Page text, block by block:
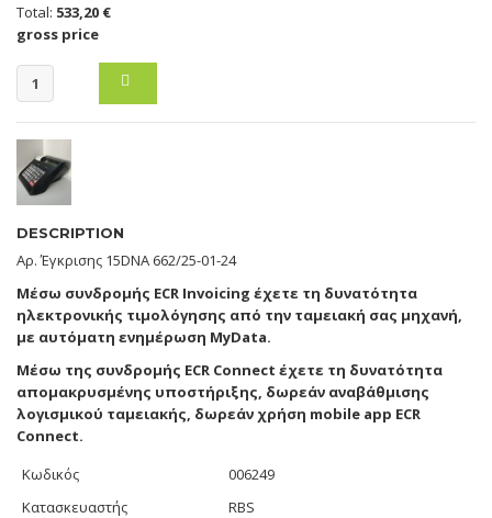
Total: 533,20 €
gross price
DESCRIPTION
Αρ. Έγκρισης 15DNA 662/25-01-24
Μέσω συνδρομής ECR Invoicing έχετε τη δυνατότητα
ηλεκτρονικής τιμολόγησης από την ταμειακή σας μηχανή,
με αυτόματη ενημέρωση MyData.
Μέσω της συνδρομής ECR Connect έχετε τη δυνατότητα
απομακρυσμένης υποστήριξης, δωρεάν αναβάθμισης
λογισμικού ταμειακής, δωρεάν χρήση mobile app ECR
Connect.
Κωδικός
006249
Κατασκευαστής
RBS